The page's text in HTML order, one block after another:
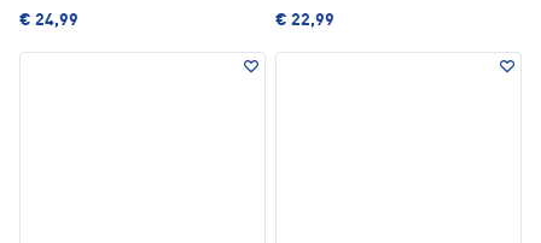
€ 24,99 € 22,99